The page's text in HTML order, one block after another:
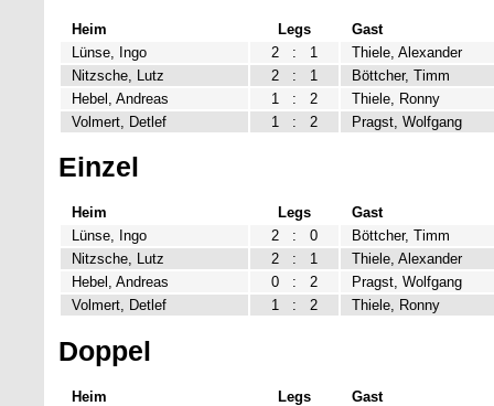
Heim Legs
Gast
Lünse, Ingo
2 : 1
Thiele, Alexander
Nitzsche, Lutz
2 : 1
Böttcher, Timm
Hebel, Andreas
1 : 2
Thiele, Ronny
Volmert, Detlef
1 : 2 Pragst, Wolfgang
Einzel
Heim Legs
Gast
Lünse, Ingo
2 : 0
Böttcher, Timm
Nitzsche, Lutz
2 : 1
Thiele, Alexander
Hebel, Andreas
0 : 2
Pragst, Wolfgang
Volmert, Detlef
1 : 2 Thiele, Ronny
Doppel
Heim Legs
Gast